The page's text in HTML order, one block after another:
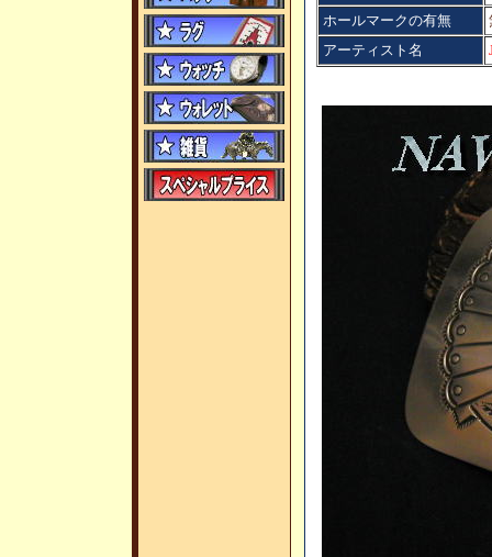
ホールマークの有無
アーティスト名